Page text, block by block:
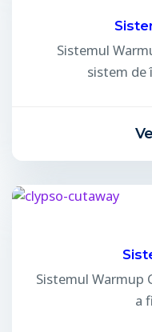
Sistemul
sistem de
Sistemul Warmup
a